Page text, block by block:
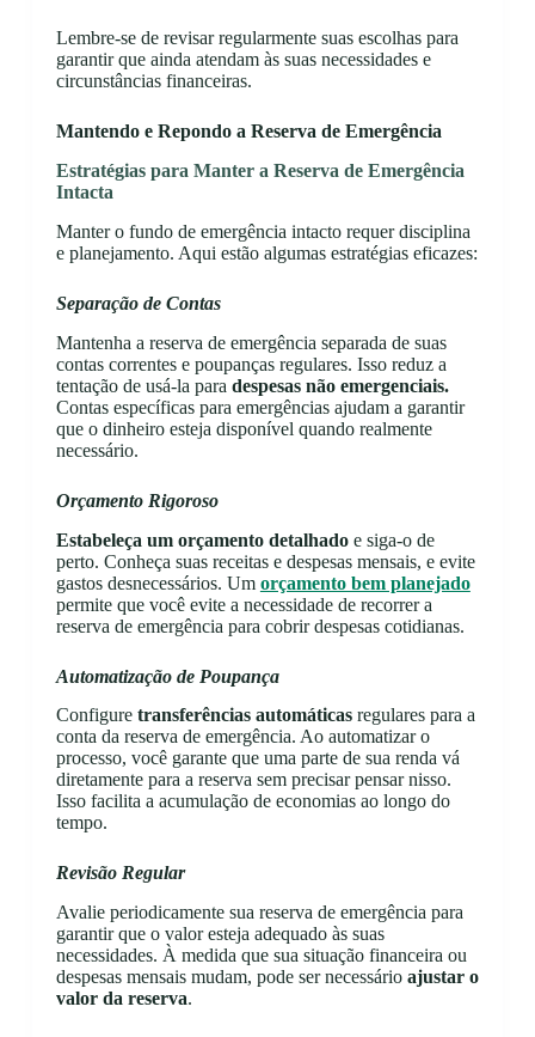
Lembre-se de revisar regularmente suas escolhas para
garantir que ainda atendam às suas necessidades e
circunstâncias financeiras.
Mantendo e Repondo a Reserva de Emergência
Estratégias para Manter a Reserva de Emergência
Intacta
Manter o fundo de emergência intacto requer disciplina
e planejamento. Aqui estão algumas estratégias eficazes:
Separação de Contas
Mantenha a reserva de emergência separada de suas
contas correntes e poupanças regulares. Isso reduz a
tentação de usá-la para despesas não emergenciais.
Contas específicas para emergências ajudam a garantir
que o dinheiro esteja disponível quando realmente
necessário.
Orçamento Rigoroso
Estabeleça um orçamento detalhadoe siga-o de
perto. Conheça suas receitas e despesas mensais, e evite
gastos desnecessários. Um orçamento bem planejado
permite que você evite a necessidade de recorrer a
reserva de emergência para cobrir despesas cotidianas.
Automatização de Poupança
Configure transferências automáticasregulares para a
conta da reserva de emergência. Ao automatizar o
processo, você garante que uma parte de sua renda vá
diretamente para a reserva sem precisar pensar nisso.
Isso facilita a acumulação de economias ao longo do
tempo.
Revisão Regular
Avalie periodicamente sua reserva de emergência para
garantir que o valor esteja adequado às suas
necessidades. À medida que sua situação financeira ou
despesas mensais mudam, pode ser necessário ajustar o
valor da reserva.